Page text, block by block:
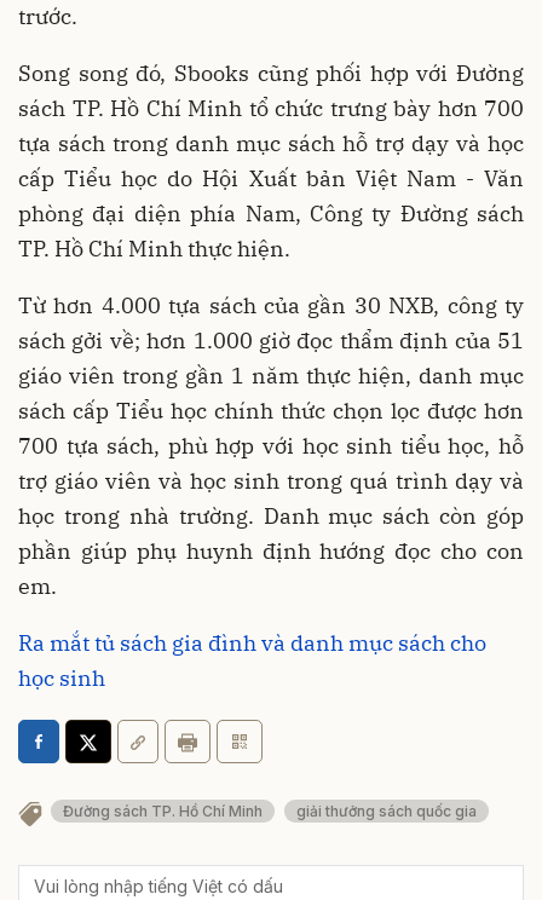
trước.
Song song đó, Sbooks cũng phối hợp với Đường
sách TP. Hồ Chí Minh tổ chức trưng bày hơn 700
tựa sách trong danh mục sách hỗ trợ dạy và học
cấp Tiểu học do Hội Xuất bản Việt Nam - Văn
phòng đại diện phía Nam, Công ty Đường sách
TP. Hồ Chí Minh thực hiện.
Từ hơn 4.000 tựa sách của gần 30 NXB, công ty
sách gởi về; hơn 1.000 giờ đọc thẩm định của 51
giáo viên trong gần 1 năm thực hiện, danh mục
sách cấp Tiểu học chính thức chọn lọc được hơn
700 tựa sách, phù hợp với học sinh tiểu học, hỗ
trợ giáo viên và học sinh trong quá trình dạy và
học trong nhà trường. Danh mục sách còn góp
phần giúp phụ huynh định hướng đọc cho con
em.
Ra mắt tủ sách gia đình và danh mục sách cho
học sinh
Đường sách TP. Hồ Chí Minh giải thưởng sách quốc gia